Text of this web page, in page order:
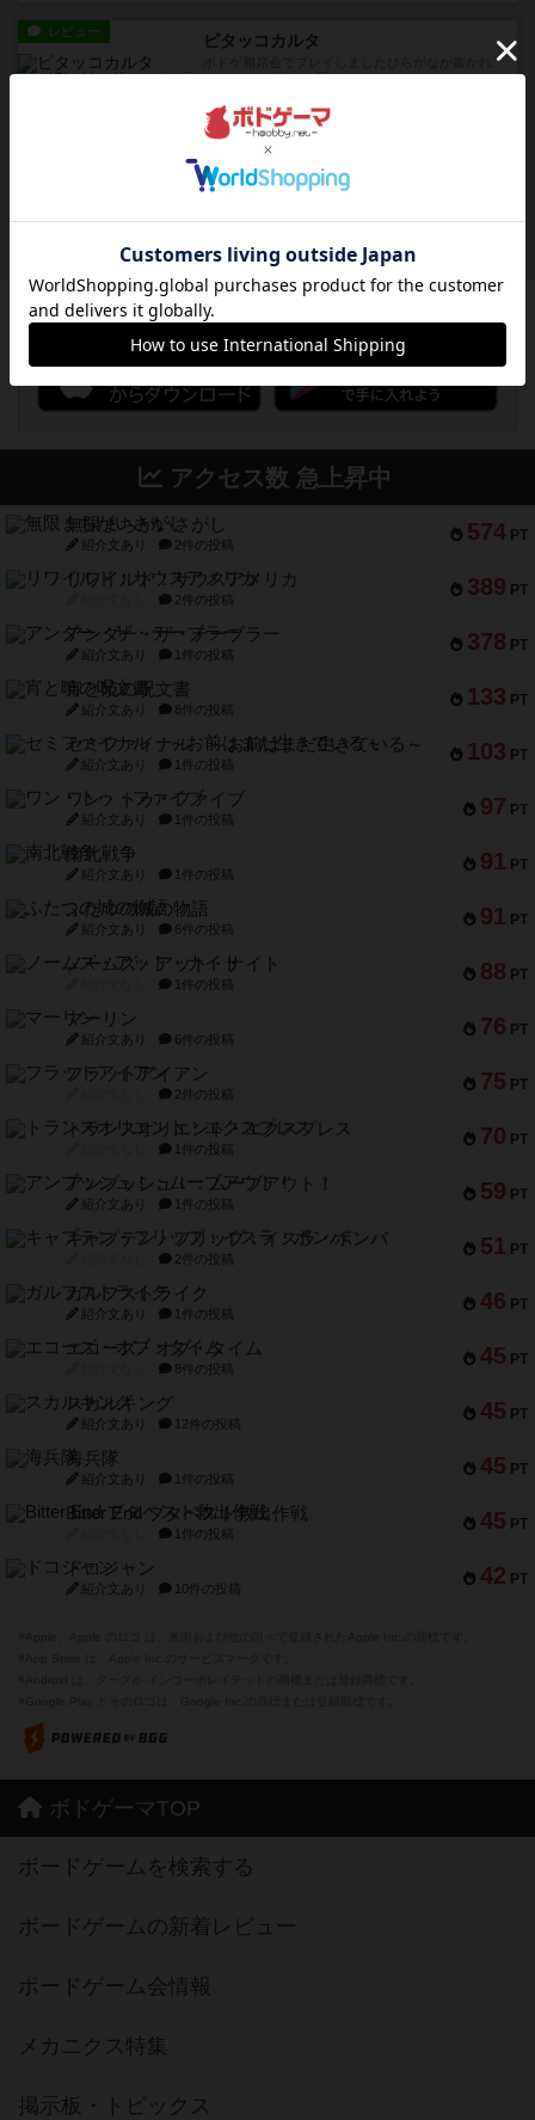
レビュー ピタッコカルタ
たカードを2枚まで手をつけ...
ノームズ・アット・ナイト
祝宴を開こうとしています。...
ボドゲーマのアプリ版はこちら
アクセス数 急上昇中
574 PT
無限まちがいさがし
紹介文あり 2件の投稿
389 PT
リワイルド：サウスアメリカ
2件の投稿
378 PT
アンダー・ザ・テーブラー
紹介文あり 1件の投稿
133 PT
宵と暁の呪文書
紹介文あり 8件の投稿
103 PT
セミファイナル ～お前はまだ生きている～
紹介文あり 1件の投稿
97 PT
ワン・トゥ・ファイブ
紹介文あり 1件の投稿
91 PT
南北戦争
紹介文あり 1件の投稿
91 PT
ふたつの城の物語
紹介文あり 6件の投稿
88 PT
ノームズ・アット・ナイト
1件の投稿
76 PT
マーリン
紹介文あり 6件の投稿
75 PT
フラットアイアン
2件の投稿
70 PT
トランスオリエント・エクスプレス
1件の投稿
59 PT
アンブッシュ！：ムーブアウト！
紹介文あり 1件の投稿
51 PT
キャプテン・フリップ：イスラ・ボンバ
2件の投稿
46 PT
ガルフストライク
紹介文あり 1件の投稿
45 PT
エコーズ・オブ・タイム
8件の投稿
45 PT
スカルキング
紹介文あり 12件の投稿
45 PT
海兵隊
紹介文あり 1件の投稿
45 PT
Bitter End ブタペスト救出作戦
1件の投稿
42 PT
ドコジャン
紹介文あり 10件の投稿
ボドゲーマTOP
ボードゲームを検索する
ボードゲームの新着レビュー
ボードゲーム会情報
メカニクス特集
掲示板・トピックス